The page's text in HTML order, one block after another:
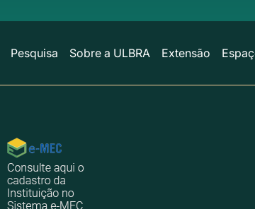
Pesquisa Sobre a ULBRA Extensão